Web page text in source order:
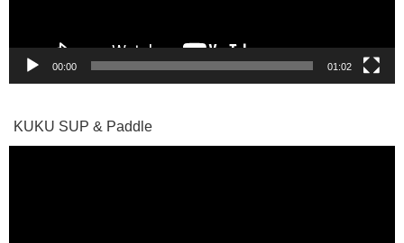
00:00 01:02
KUKU SUP & Paddle